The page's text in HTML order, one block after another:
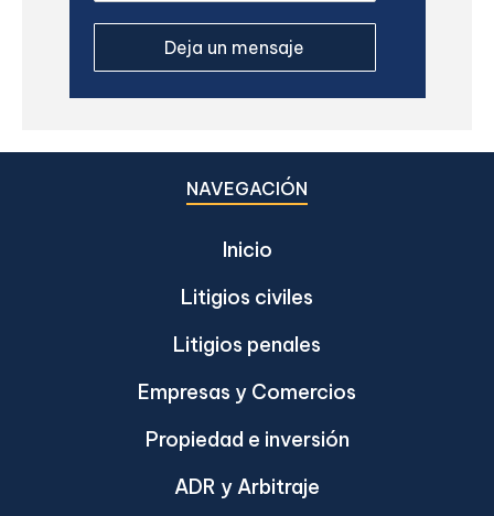
NAVEGACIÓN
Inicio
Litigios civiles
Litigios penales
Empresas y Comercios
Propiedad e inversión
ADR y Arbitraje